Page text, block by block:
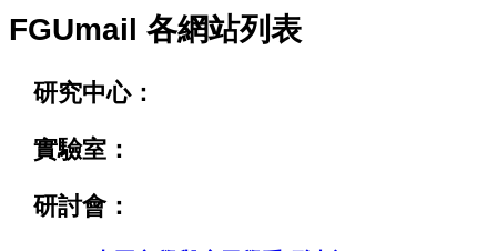
FGUmail 各網站列表
研究中心：
實驗室：
研討會：